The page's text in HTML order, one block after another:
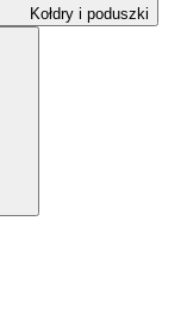
Kołdry i poduszki